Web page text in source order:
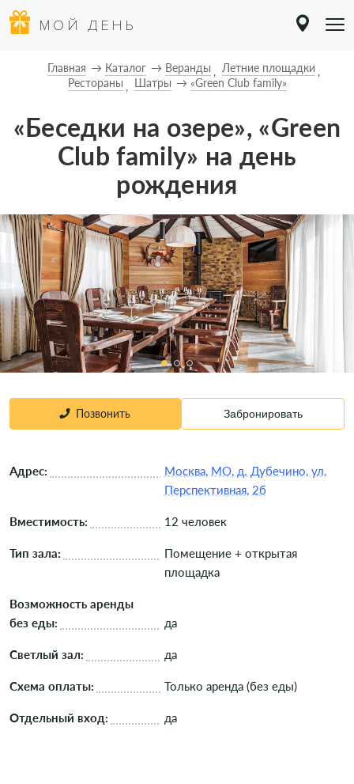
МОЙ ДЕНЬ
Главная Каталог Веранды
Летние площадки
Рестораны
Шатры «Green Club family»
«Беседки на озере», «Green
Club family» на день
рождения
Позвонить Забронировать
Адрес:
Москва, МО, д. Дубечино, ул.
Перспективная, 2б
Вместимость: 12 человек
Тип зала:
Помещение + открытая
площадка
Возможность аренды
без еды:
да
Светлый зал: да
Схема оплаты: Только аренда (без еды)
Отдельный вход: да